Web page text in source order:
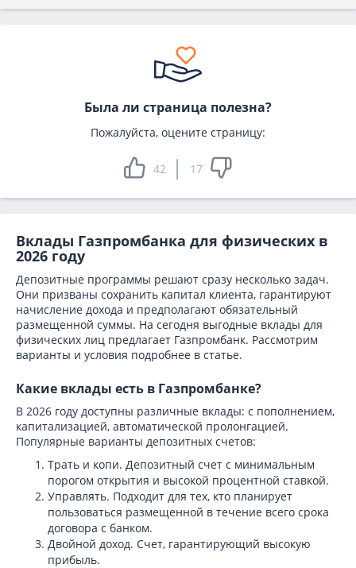
Была ли страница полезна?
Пожалуйста, оцените страницу:
42 17
Вклады Газпромбанка для физических в
2026 году
Депозитные программы решают сразу несколько задач.
Они призваны сохранить капитал клиента, гарантируют
начисление дохода и предполагают обязательный
размещенной суммы. На сегодня выгодные вклады для
физических лиц предлагает Газпромбанк. Рассмотрим
варианты и условия подробнее в статье.
Какие вклады есть в Газпромбанке?
В 2026 году доступны различные вклады: с пополнением,
капитализацией, автоматической пролонгацией.
Популярные варианты депозитных счетов:
Трать и копи. Депозитный счет с минимальным
порогом открытия и высокой процентной ставкой.
Управлять. Подходит для тех, кто планирует
пользоваться размещенной в течение всего срока
договора с банком.
Двойной доход. Счет, гарантирующий высокую
прибыль.